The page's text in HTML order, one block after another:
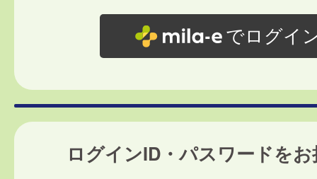
でログイ
ログインID・パスワードを